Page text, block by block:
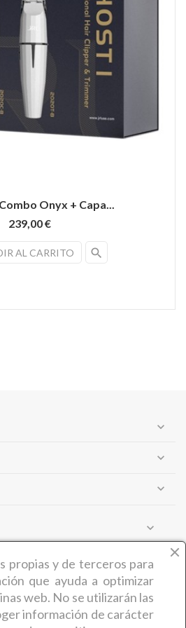
Onyx + Capa...
239,00 €
AL CARRITO search
expand_more
expand_more
expand_more
expand_more
expand_more
SOMOS?
propias y de terceros para
que ayuda a optimizar
web. No se utilizarán las
información de carácter